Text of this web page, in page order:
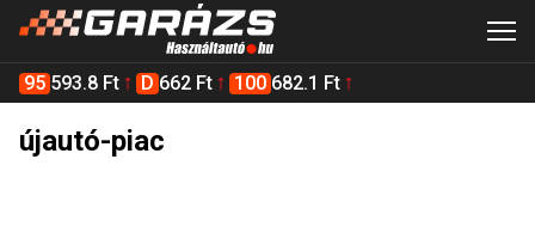
95 593.8 Ft D 662 Ft 100 682.1 Ft
újautó-piac